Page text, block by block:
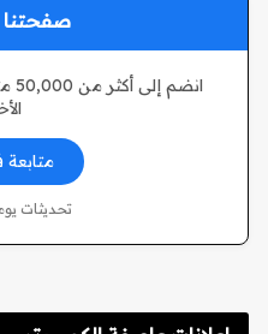
صفحتنا
تحديثات